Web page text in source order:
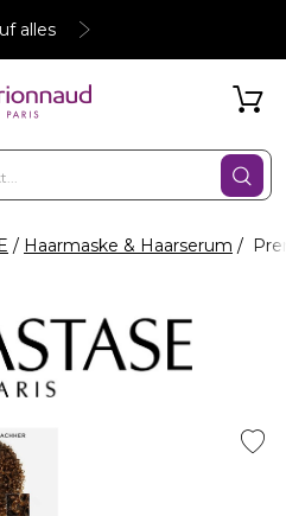
alles
Haarmaske & Haarserum